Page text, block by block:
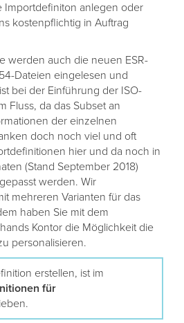
Importdefiniton anlegen oder
kostenpflichtig in Auftrag
werden auch die neuen ESR-
Dateien eingelesen und
bei der Einführung der ISO-
Fluss, da das Subset an
der einzelnen
doch noch viel und oft
hier und da noch in
(Stand September 2018)
werden. Wir
mehreren Varianten für das
haben Sie mit dem
Kontor die Möglichkeit die
personalisieren.
erstellen, ist im
für